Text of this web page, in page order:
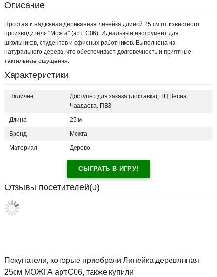
Описание
Простая и надежная деревянная линейка длиной 25 см от известного
производителя "Можга" (арт. С06). Идеальный инструмент для
школьников, студентов и офисных работников. Выполнена из
натурального дерева, что обеспечивает долговечность и приятные
тактильные ощущения.
Характеристики
Наличие
Доступно для заказа (доставка), ТЦ Весна,
Чаадаева, ПВЗ
Длина 25 м
Бренд Можга
Материал Дерево
СЫГРАТЬ В ИГРУ!
Отзывы посетителей(0)
Покупатели, которые приобрели Линейка деревянная
25см МОЖГА арт.С06, также купили